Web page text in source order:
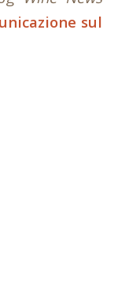
sul